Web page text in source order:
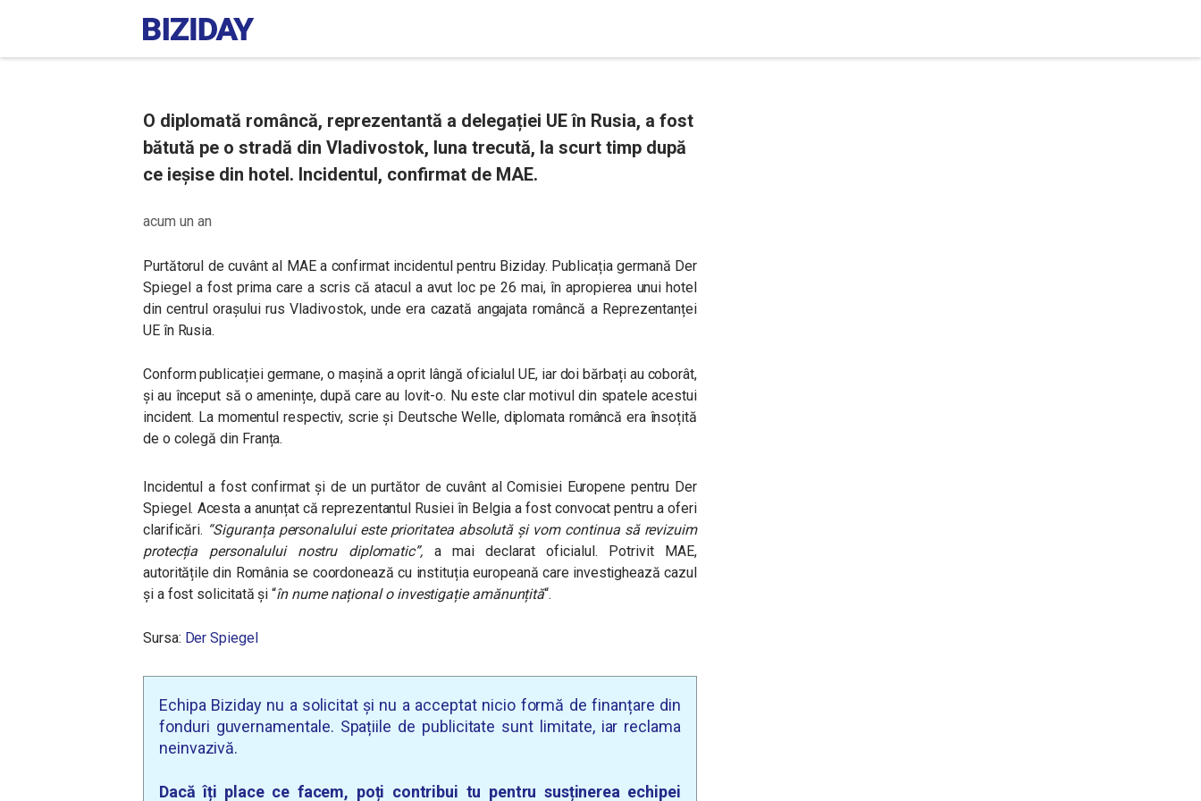
O diplomată româncă, reprezentantă a delegației UE în Rusia, a fost
bătută pe o stradă din Vladivostok, luna trecută, la scurt timp după
ce ieșise din hotel. Incidentul, confirmat de MAE.
acum un an
Purtătorul de cuvânt al MAE a confirmat incidentul pentru Biziday. Publicația germană Der
Spiegel a fost prima care a scris că atacul a avut loc pe 26 mai, în apropierea unui hotel
din centrul orașului rus Vladivostok, unde era cazată angajata româncă a Reprezentanței
UE în Rusia.
Conform publicației germane, o mașină a oprit lângă oficialul UE, iar doi bărbați au coborât,
și au început să o amenințe, după care au lovit-o. Nu este clar motivul din spatele acestui
incident. La momentul respectiv, scrie și Deutsche Welle, diplomata româncă era însoțită
de o colegă din Franța.
Incidentul a fost confirmat și de un purtător de cuvânt al Comisiei Europene pentru Der
Spiegel. Acesta a anunțat că reprezentantul Rusiei în Belgia a fost convocat pentru a oferi
clarificări. “Siguranța personalului este prioritatea absolută și vom continua să revizuim
protecția personalului nostru diplomatic”, a mai declarat oficialul. Potrivit MAE,
autoritățile din România se coordonează cu instituția europeană care investighează cazul
și a fost solicitată și “în nume național o investigație amănunțită“.
Sursa: Der Spiegel
Echipa Biziday nu a solicitat și nu a acceptat nicio formă de finanțare din
fonduri guvernamentale. Spațiile de publicitate sunt limitate, iar reclama
neinvazivă.
Dacă îți place ce facem, poți contribui tu pentru susținerea echipei